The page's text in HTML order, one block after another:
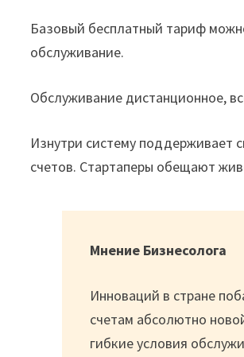
Базовый бесплатный тариф
обслуживание.
Обслуживание дистанционное,
Изнутри систему поддерживает
счетов. Стартаперы обещают
Мнение Бизнесолога
Инноваций в стране
счетам абсолютно
гибкие условия